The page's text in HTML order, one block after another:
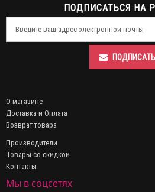
ПОДПИСАТЬСЯ НА
О магазине
Доставка и Оплата
Возврат товара
Производители
Товары со скидкой
Контакты
Мы в соцсетях